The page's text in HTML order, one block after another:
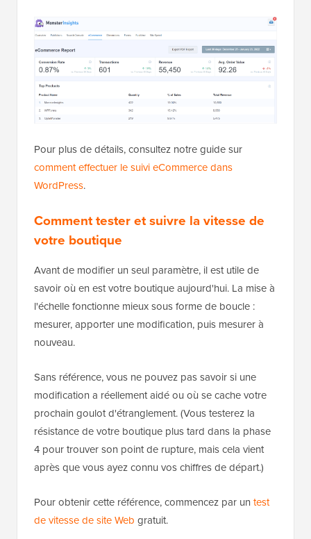
Pour plus de détails, consultez notre guide sur
comment effectuer le suivi eCommerce dans
WordPress.
Comment tester et suivre la vitesse de
votre boutique
Avant de modifier un seul paramètre, il est utile de
savoir où en est votre boutique aujourd'hui. La mise à
l'échelle fonctionne mieux sous forme de boucle :
mesurer, apporter une modification, puis mesurer à
nouveau.
Sans référence, vous ne pouvez pas savoir si une
modification a réellement aidé ou où se cache votre
prochain goulot d'étranglement. (Vous testerez la
résistance de votre boutique plus tard dans la phase
4 pour trouver son point de rupture, mais cela vient
après que vous ayez connu vos chiffres de départ.)
Pour obtenir cette référence, commencez par un test
de vitesse de site Web gratuit.